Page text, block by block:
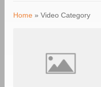
Home »Video Category